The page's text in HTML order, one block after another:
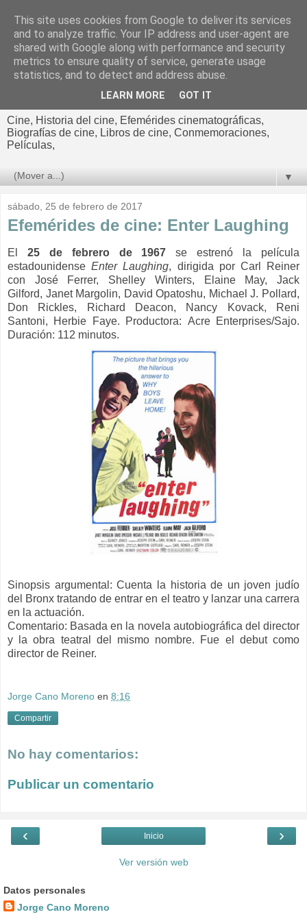
El cultural
cinematográfico de Jorge
Cine, Historia del cine, Efemérides cinematográficas,
Biografías de cine, Libros de cine, Conmemoraciones,
Películas,
▼
sábado, 25 de febrero de 2017
Efemérides de cine: Enter Laughing
El 25 de febrero de 1967 se estrenó la película
estadounidenseEnter Laughing, dirigida por Carl Reiner
con José Ferrer, Shelley Winters, Elaine May, Jack
Gilford, Janet Margolin, David Opatoshu, Michael J. Pollard,
Don Rickles, Richard Deacon, Nancy Kovack, Reni
Santoni, Herbie Faye.
Productora: Acre Enterprises/Sajo.
Duración: 112 minutos.
Sinopsis argumental:Cuenta la historia de un joven judío
del Bronx tratando de entrar en el teatro y lanzar una carrera
en la actuación.
Comentario: Basada en la novela autobiográfica del director
y la obra teatral del mismo nombre. Fue el debut como
director de Reiner.
Jorge Cano Moreno en 8:16
Compartir
No hay comentarios:
Publicar un comentario
‹ ›
Inicio
Ver versión web
Datos personales
Jorge Cano Moreno
This site uses cookies from Google to deliver its services
and to analyze traffic. Your IP address and user-agent are
shared with Google along with performance and security
metrics to ensure quality of service, generate usage
statistics, and to detect and address abuse.
LEARN MORE GOT IT